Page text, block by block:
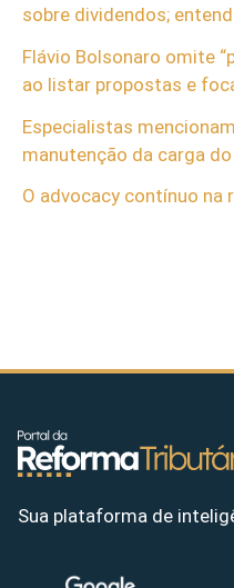
sobre dividendos;
Flávio Bolsonaro omite
ao listar propostas e
Especialistas
manutenção da carga
O advocacy contínuo
Sua plataforma de